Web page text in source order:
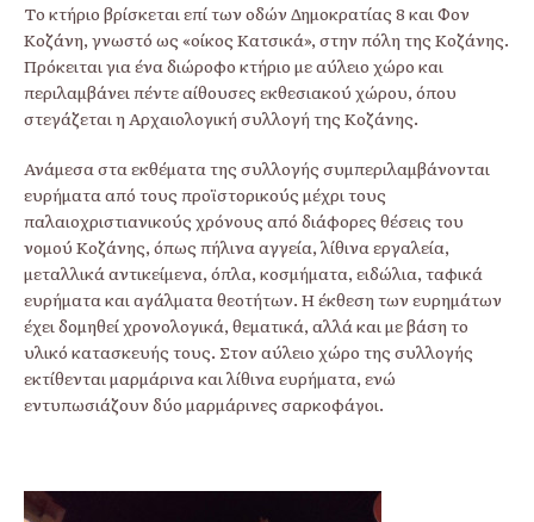
Το κτήριο βρίσκεται επί των οδών Δημοκρατίας 8 και Φον
Κοζάνη, γνωστό ως «οίκος Κατσικά», στην πόλη της Κοζάνης.
Πρόκειται για ένα διώροφο κτήριο με αύλειο χώρο και
περιλαμβάνει πέντε αίθουσες εκθεσιακού χώρου, όπου
στεγάζεται η Αρχαιολογική συλλογή της Κοζάνης.
Ανάμεσα στα εκθέματα της συλλογής συμπεριλαμβάνονται
ευρήματα από τους προϊστορικούς μέχρι τους
παλαιοχριστιανικούς χρόνους από διάφορες θέσεις του
νομού Κοζάνης, όπως πήλινα αγγεία, λίθινα εργαλεία,
μεταλλικά αντικείμενα, όπλα, κοσμήματα, ειδώλια, ταφικά
ευρήματα και αγάλματα θεοτήτων. Η έκθεση των ευρημάτων
έχει δομηθεί χρονολογικά, θεματικά, αλλά και με βάση το
υλικό κατασκευής τους. Στον αύλειο χώρο της συλλογής
εκτίθενται μαρμάρινα και λίθινα ευρήματα, ενώ
εντυπωσιάζουν δύο μαρμάρινες σαρκοφάγοι.